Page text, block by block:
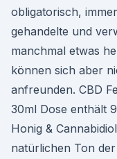
obligatorisch,
gehandelte und
manchmal etwas
können sich aber
anfreunden. CBD
30ml Dose enthält
Honig &
natürlichen Ton